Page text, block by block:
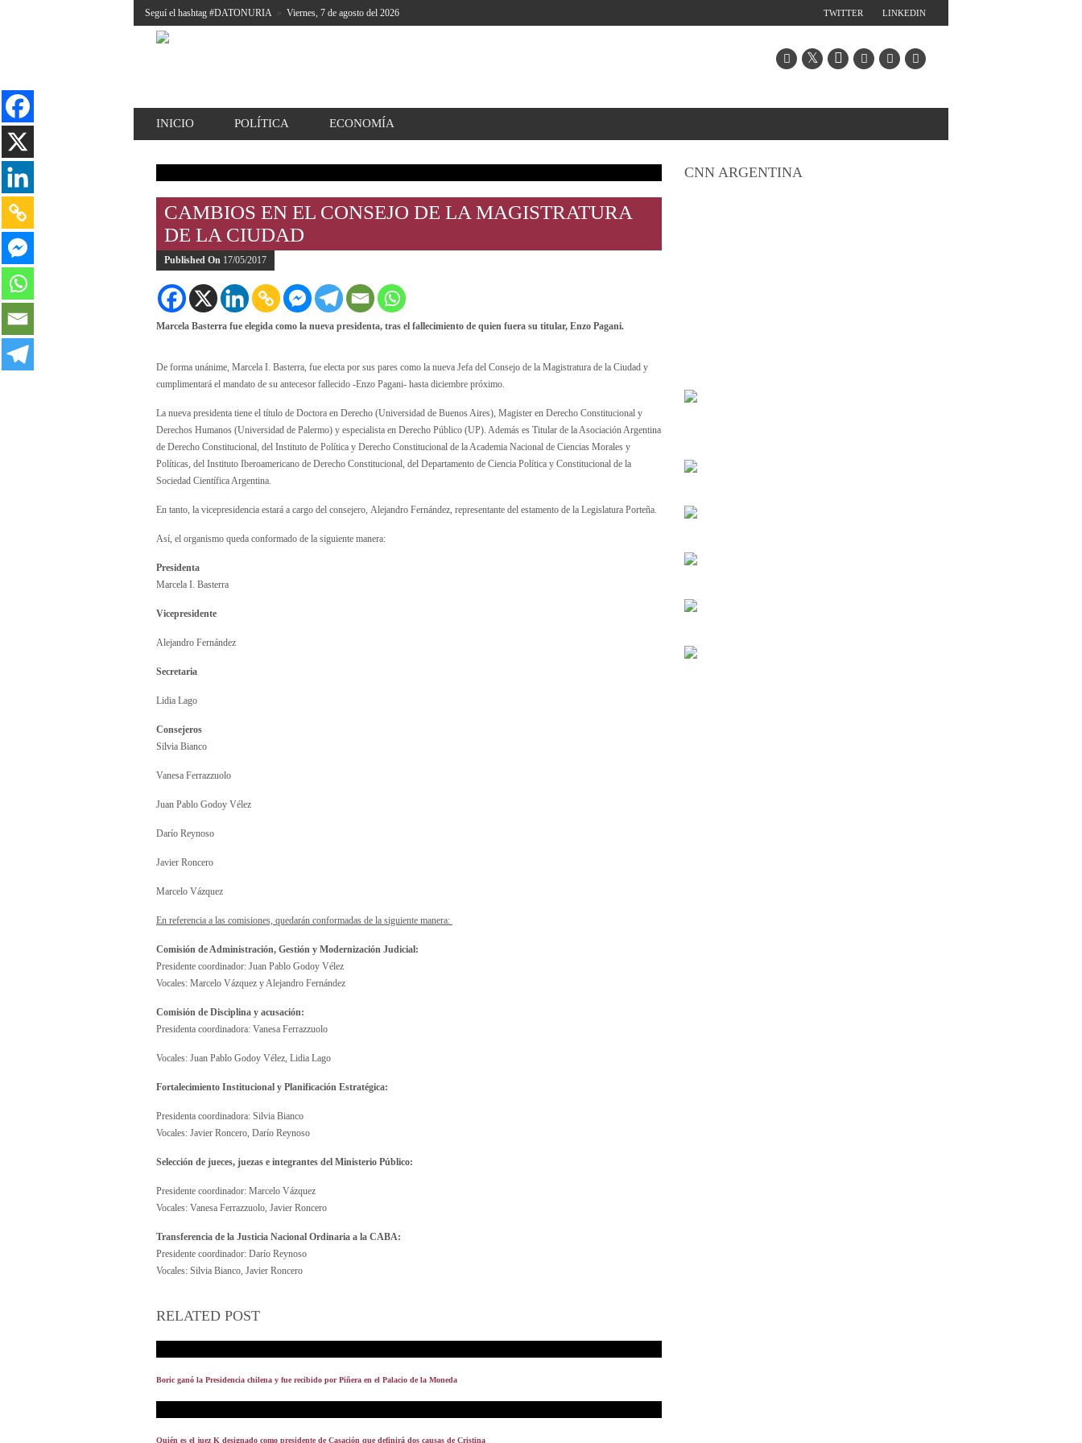
Seguí el hashtag #DATONURIA » Viernes, 7 de agosto del 2026 LINKEDIN
TWITTER
INICIO POLÍTICA ECONOMÍA
CAMBIOS EN EL CONSEJO DE LA MAGISTRATURA
DE LA CIUDAD
Published On 17/05/2017
Marcela Basterra fue elegida como la nueva presidenta, tras el fallecimiento de quien fuera su titular, Enzo Pagani.
De forma unánime, Marcela I. Basterra, fue electa por sus pares como la nueva Jefa del Consejo de la Magistratura de la Ciudad y
cumplimentará el mandato de su antecesor fallecido -Enzo Pagani- hasta diciembre próximo.
La nueva presidenta tiene el título de Doctora en Derecho (Universidad de Buenos Aires), Magister en Derecho Constitucional y
Derechos Humanos (Universidad de Palermo) y especialista en Derecho Público (UP). Además es Titular de la Asociación Argentina
de Derecho Constitucional, del Instituto de Política y Derecho Constitucional de la Academia Nacional de Ciencias Morales y
Políticas, del Instituto Iberoamericano de Derecho Constitucional, del Departamento de Ciencia Política y Constitucional de la
Sociedad Científica Argentina.
En tanto, la vicepresidencia estará a cargo del consejero, Alejandro Fernández, representante del estamento de la Legislatura Porteña.
Así, el organismo queda conformado de la siguiente manera:
Presidenta
Marcela I. Basterra
Vicepresidente
Alejandro Fernández
Secretaria
Lidia Lago
Consejeros
Silvia Bianco
Vanesa Ferrazzuolo
Juan Pablo Godoy Vélez
Darío Reynoso
Javier Roncero
Marcelo Vázquez
En referencia a las comisiones, quedarán conformadas de la siguiente manera:
Comisión de Administración, Gestión y Modernización Judicial:
Presidente coordinador: Juan Pablo Godoy Vélez
Vocales: Marcelo Vázquez y Alejandro Fernández
Comisión de Disciplina y acusación:
Presidenta coordinadora: Vanesa Ferrazzuolo
Vocales: Juan Pablo Godoy Vélez, Lidia Lago
Fortalecimiento Institucional y Planificación Estratégica:
Presidenta coordinadora: Silvia Bianco
Vocales: Javier Roncero, Darío Reynoso
Selección de jueces, juezas e integrantes del Ministerio Público:
Presidente coordinador: Marcelo Vázquez
Vocales: Vanesa Ferrazzuolo, Javier Roncero
Transferencia de la Justicia Nacional Ordinaria a la CABA:
Presidente coordinador: Darío Reynoso
Vocales: Silvia Bianco, Javier Roncero
RELATED POST
Boric ganó la Presidencia chilena y fue recibido por Piñera en el Palacio de la Moneda
Quién es el juez K designado como presidente de Casación que definirá dos causas de Cristina
CNN ARGENTINA